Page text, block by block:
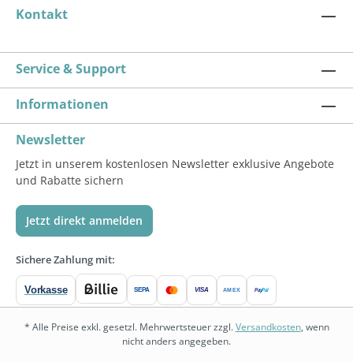
Kontakt
Service & Support
Informationen
Newsletter
Jetzt in unserem kostenlosen Newsletter exklusive Angebote
und Rabatte sichern
Jetzt direkt anmelden
Sichere Zahlung mit:
Vorkasse SEPA VISA AMEX PayPal
* Alle Preise exkl. gesetzl. Mehrwertsteuer zzgl.Versandkosten, wenn
nicht anders angegeben.